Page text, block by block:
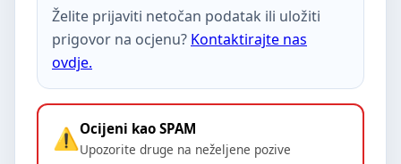
Želite prijaviti netočan podatak ili uložiti
prigovor na ocjenu? Kontaktirajte nas
ovdje.
Ocijeni kao SPAM
Upozorite druge na neželjene pozive